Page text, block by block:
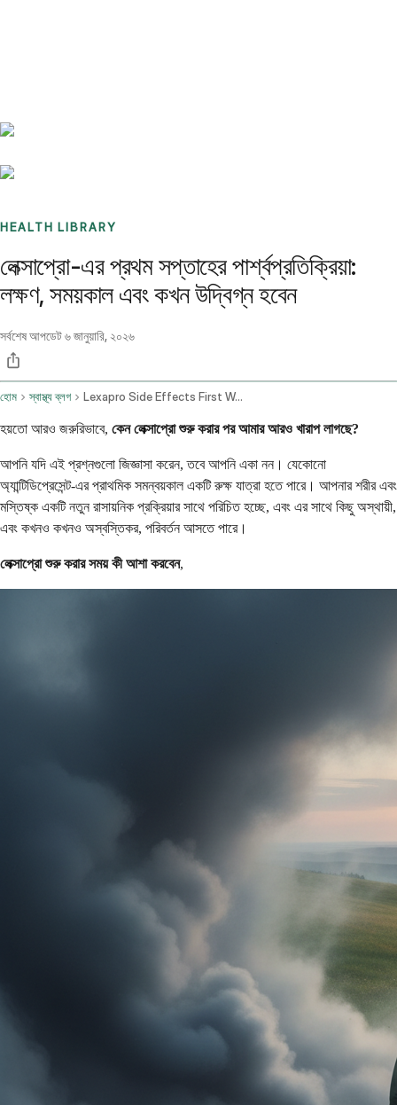
HEALTH LIBRARY
লেক্সাপ্রো-এর প্রথম সপ্তাহের পার্শ্বপ্রতিক্রিয়া:
লক্ষণ, সময়কাল এবং কখন উদ্বিগ্ন হবেন
সর্বশেষ আপডেট৬ জানুয়ারি, ২০২৬
হোম স্বাস্থ্য ব্লগ Lexapro Side Effects First Week
হয়তো আরও জরুরিভাবে, কেন লেক্সাপ্রো শুরু করার পর আমার আরও খারাপ লাগছে?
আপনি যদি এই প্রশ্নগুলো জিজ্ঞাসা করেন, তবে আপনি একা নন। যেকোনো
অ্যান্টিডিপ্রেসেন্ট-এর প্রাথমিক সমন্বয়কাল একটি রুক্ষ যাত্রা হতে পারে। আপনার শরীর এবং
মস্তিষ্ক একটি নতুন রাসায়নিক প্রক্রিয়ার সাথে পরিচিত হচ্ছে, এবং এর সাথে কিছু অস্থায়ী,
এবং কখনও কখনও অস্বস্তিকর, পরিবর্তন আসতে পারে।
লেক্সাপ্রো শুরু করার সময় কী আশা করবেন,